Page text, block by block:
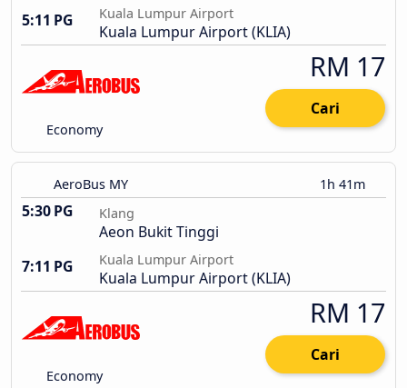
5:11 PG
Kuala Lumpur Airport
Kuala Lumpur Airport (KLIA)
Economy
RM 17
Cari
AeroBus MY 1h 41m
5:30 PG Klang
Aeon Bukit Tinggi
7:11 PG
Kuala Lumpur Airport
Kuala Lumpur Airport (KLIA)
Economy
RM 17
Cari